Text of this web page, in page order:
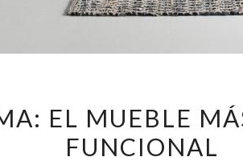
CAMA:
EL
EL MUEBLE
FUNCIONAL